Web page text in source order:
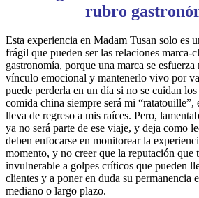
rubro
Esta experiencia en Madam Tusan solo es
frágil que pueden ser las relaciones marca-
gastronomía, porque una marca se
vínculo emocional y mantenerlo vivo por
puede perderla en un día si no se cuidan
comida china siempre será mi “ratatouille”,
lleva de regreso a mis raíces. Pero,
ya no será parte de ese viaje, y deja como
deben enfocarse en monitorear la
momento, y no creer que la reputación que
invulnerable a golpes críticos que pueden
clientes y a poner en duda su permanencia
mediano o largo plazo.